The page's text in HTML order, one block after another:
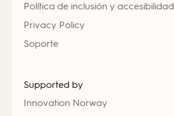
Política de inclusión y accesibilidad
Privacy Policy
Soporte
Supported by
Innovation Norway